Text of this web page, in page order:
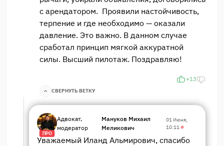
с арендатором. Проявили настойчивость,
терпение и где необходимо — оказали
давление. Это важно. В данном случае
сработал принцип мягкой аккуратной
силы. Высший пилотаж. Поздравляю!
+13
СВЕРНУТЬ ВЕТКУ
ПРО
Адвокат,
модератор
Мануков Михаил
Меликович
01 Июня,
10:11#
Уважаемый Иланд Альмирович, спасибо